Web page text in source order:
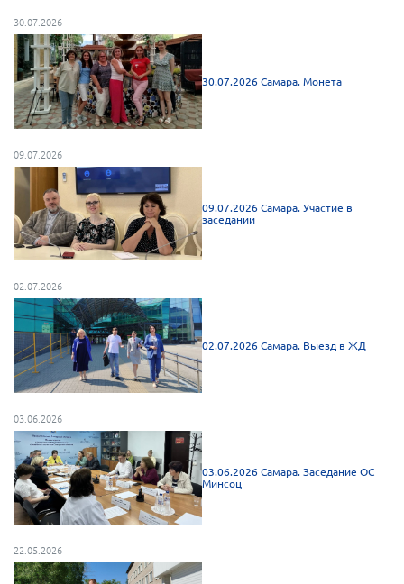
Нормативно-правовые документы
Методическая литература для НКО
Публичные отчеты
Исследования, аналитика, мнения
"Рассеянный склероз. XX лет работы
ОООИБРС" (25-29.08.2020)
Всероссийская конференция-тренинг
"Рассеянный склероз: новые реалии" (26-
29.05.2022)
Общероссийская РС
Алтайский край
Архангельская область
Брянская область
Владимирская область
Волгоградская область
Воронежская область
Калининградская область
30.07.2026
30.07.2026 Самара. Монета
09.07.2026
09.07.2026 Самара. Участие в
заседании
02.07.2026
02.07.2026 Самара. Выезд в ЖД
03.06.2026
03.06.2026 Самара. Заседание ОС
Минсоц
22.05.2026